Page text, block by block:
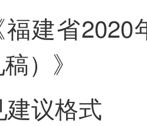
建省
）》
议格式